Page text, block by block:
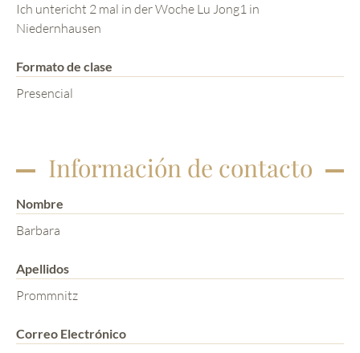
Ich untericht 2 mal in der Woche Lu Jong1 in
Niedernhausen
Formato de clase
Presencial
Información de contacto
Nombre
Barbara
Apellidos
Prommnitz
Correo Electrónico